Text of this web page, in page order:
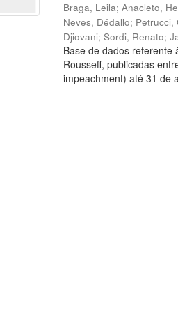
Braga, Leila;Anacleto,
Neves, Dédallo; Petrucci,
Djiovani;Sordi, Renato;
Base de dados referente
Rousseff, publicadas
impeachment) até 31 de